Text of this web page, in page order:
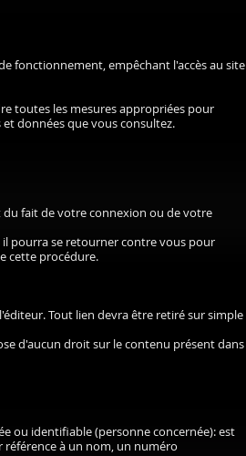
fonctionnement, empêchant l'accès au site
toutes les mesures appropriées pour
données que vous consultez.
du fait de votre connexion ou de votre
pourra se retourner contre vous pour
cette procédure.
Tout lien devra être retiré sur simple
d'aucun droit sur le contenu présent dans
ou identifiable (personne concernée): est
à un nom, un numéro